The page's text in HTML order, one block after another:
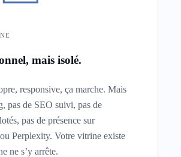
mais isolé.
responsive, ça marche. Mais
pas de SEO suivi, pas de
pas de présence sur
Perplexity. Votre vitrine existe
ne s’y arrête.